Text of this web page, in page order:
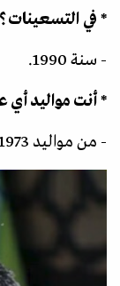
* في التسعينات؟
- سنة 1990.
* أنت مواليد أي
- من مواليد 1973.